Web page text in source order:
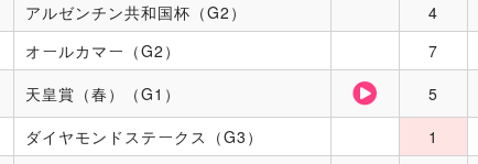
アルゼンチン共和国杯（G2） 4
オールカマー（G2） 7
天皇賞（春）（G1） 5
ダイヤモンドステークス（G3） 1